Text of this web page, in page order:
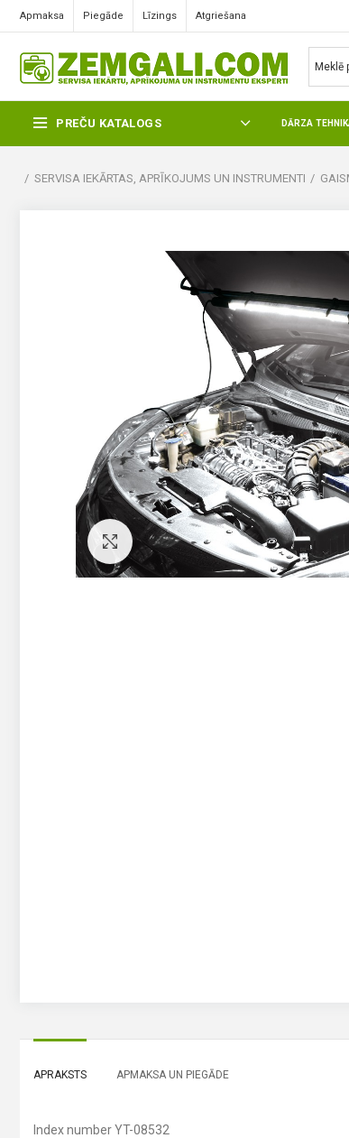
Apmaksa Piegāde Līzings Atgriešana
PREČU KATALOGS DĀRZA
SERVISA IEKĀRTAS, APRĪKOJUMS UN INSTRUMENTI
Pietuvināt
APRAKSTS APMAKSA UN PIEGĀDE
Index number YT-08532